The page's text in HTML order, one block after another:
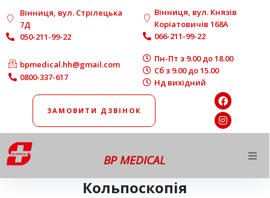
Вінниця, вул. Стрілецька
7Д
050-211-99-22
Вінниця, вул. Князів
Коріатовичів 168A
066-211-99-22
bpmedical.hh@gmail.com
0800-337-617
Пн-Пт з 9.00 до 18.00
Сб з 9.00 до 15.00
Нд вихідний
ЗАМОВИТИ ДЗВІНОК
BP MEDICAL
Кольпоскопія